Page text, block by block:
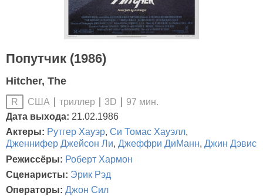
Попутчик (1986)
Hitcher, The
R США триллер 3D
97 мин.
Дата выхода: 21.02.1986
Актеры: Рутгер Хауэр, Си Томас Хауэлл,
Дженнифер Джейсон Ли, Джеффри ДиМанн, Джин Дэвис
Режиссёры: Роберт Хармон
Сценаристы: Эрик Рэд
Операторы: Джон Сил